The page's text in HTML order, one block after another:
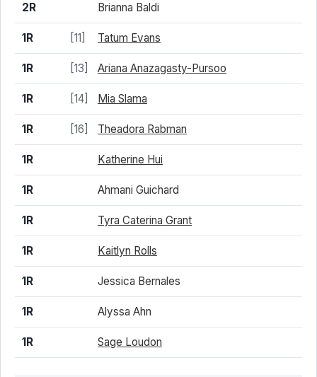
2R Brianna Baldi
1R [11] Tatum Evans
1R [13] Ariana Anazagasty-Pursoo
1R [14] Mia Slama
1R [16] Theadora Rabman
1R Katherine Hui
1R Ahmani Guichard
1R Tyra Caterina Grant
1R Kaitlyn Rolls
1R Jessica Bernales
1R Alyssa Ahn
1R Sage Loudon